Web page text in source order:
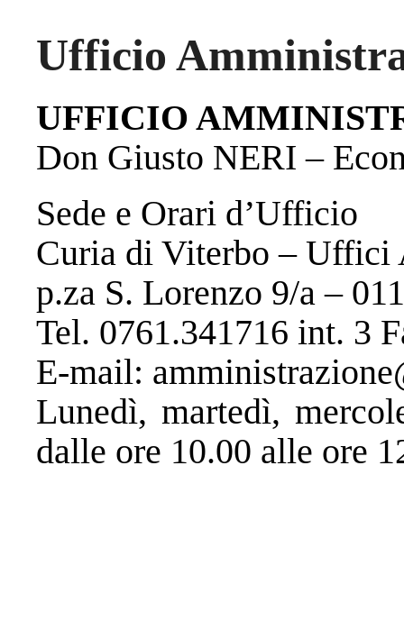
Ufficio
UFFICIO
Don Giusto NERI –
Sede e Orari d’Ufficio
Curia di Viterbo –
p.za S. Lorenzo 9/a –
Tel. 0761.341716 int. 3
E-mail:
Lunedì, martedì,
dalle ore 10.00 alle ore